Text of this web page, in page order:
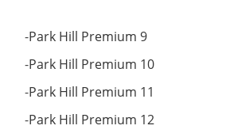
-Park Hill Premium 9
-Park Hill Premium 10
-Park Hill Premium 11
-Park Hill Premium 12